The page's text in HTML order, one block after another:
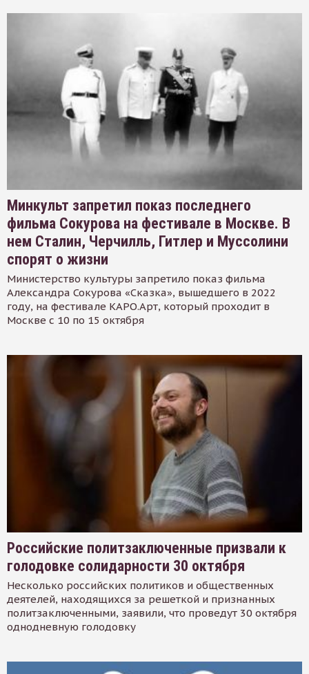
Минкульт запретил показ последнего
фильма Сокурова на фестивале в Москве. В
нем Сталин, Черчилль, Гитлер и Муссолини
спорят о жизни
Министерство культуры запретило показ фильма
Александра Сокурова «Сказка», вышедшего в 2022
году, на фестивале КАРО.Арт, который проходит в
Москве с 10 по 15 октября
Российские политзаключенные призвали к
голодовке солидарности 30 октября
Несколько российских политиков и общественных
деятелей, находящихся за решеткой и признанных
политзаключенными, заявили, что проведут 30 октября
однодневную голодовку